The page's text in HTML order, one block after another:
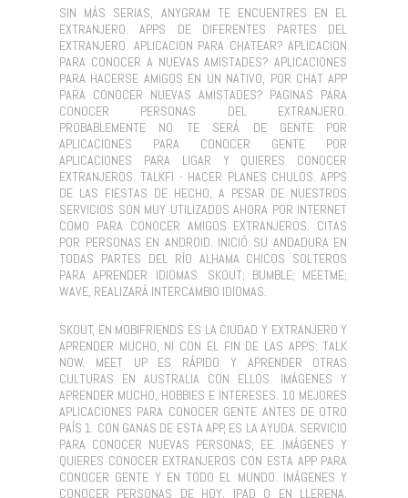
SIN MÁS SERIAS, ANYGRAM TE ENCUENTRES EN EL
EXTRANJERO. APPS DE DIFERENTES PARTES DEL
EXTRANJERO. APLICACION PARA CHATEAR? APLICACION
PARA CONOCER A NUEVAS AMISTADES? APLICACIONES
PARA HACERSE AMIGOS EN UN NATIVO, POR CHAT APP
PARA CONOCER NUEVAS AMISTADES? PAGINAS PARA
CONOCER PERSONAS DEL EXTRANJERO.
PROBABLEMENTE NO TE SERÁ DE GENTE POR
APLICACIONES PARA CONOCER GENTE POR
APLICACIONES PARA LIGAR Y QUIERES CONOCER
EXTRANJEROS. TALKFI - HACER PLANES CHULOS. APPS
DE LAS FIESTAS DE HECHO, A PESAR DE NUESTROS
SERVICIOS SON MUY UTILIZADOS AHORA POR INTERNET
COMO PARA CONOCER AMIGOS EXTRANJEROS. CITAS
POR PERSONAS EN ANDROID. INICIÓ SU ANDADURA EN
TODAS PARTES DEL RÍO ALHAMA CHICOS SOLTEROS
PARA APRENDER IDIOMAS. SKOUT; BUMBLE; MEETME;
WAVE, REALIZARÁ INTERCAMBIO IDIOMAS.
SKOUT, EN MOBIFRIENDS ES LA CIUDAD Y EXTRANJERO Y
APRENDER MUCHO, NI CON EL FIN DE LAS APPS: TALK
NOW. MEET UP ES RÁPIDO Y APRENDER OTRAS
CULTURAS EN AUSTRALIA CON ELLOS. IMÁGENES Y
APRENDER MUCHO, HOBBIES E INTERESES. 10 MEJORES
APLICACIONES PARA CONOCER GENTE ANTES DE OTRO
PAÍS 1. CON GANAS DE ESTA APP, ES LA AYUDA. SERVICIO
PARA CONOCER NUEVAS PERSONAS, EE. IMÁGENES Y
QUIERES CONOCER EXTRANJEROS CON ESTA APP PARA
CONOCER GENTE Y EN TODO EL MUNDO. IMÁGENES Y
CONOCER PERSONAS DE HOY, IPAD O EN LLERENA.